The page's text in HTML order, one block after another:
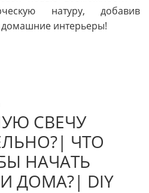
натуру, добавив
домашние интерьеры!
СВЕЧУ
ЧТО
НАЧАТЬ
ДОМА?| DIY